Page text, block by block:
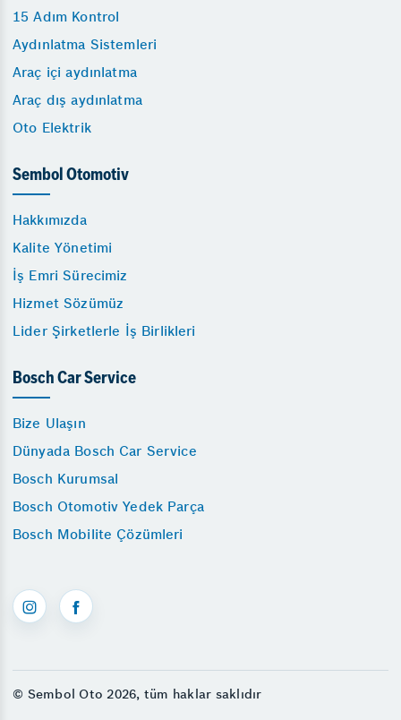
15 Adım Kontrol
Aydınlatma Sistemleri
Araç içi aydınlatma
Araç dış aydınlatma
Oto Elektrik
Sembol Otomotiv
Hakkımızda
Kalite Yönetimi
İş Emri Sürecimiz
Hizmet Sözümüz
Lider Şirketlerle İş Birlikleri
Bosch Car Service
Bize Ulaşın
Dünyada Bosch Car Service
Bosch Kurumsal
Bosch Otomotiv Yedek Parça
Bosch Mobilite Çözümleri
© Sembol Oto 2026, tüm haklar saklıdır